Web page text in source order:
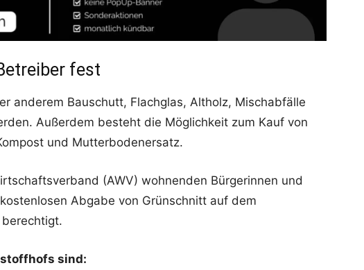
fest
anderem Bauschutt, Flachglas, Altholz, Mischabfälle
Außerdem besteht die Möglichkeit zum Kauf von
und Mutterbodenersatz.
(AWV) wohnenden Bürgerinnen und
Abgabe von Grünschnitt auf dem
sind: